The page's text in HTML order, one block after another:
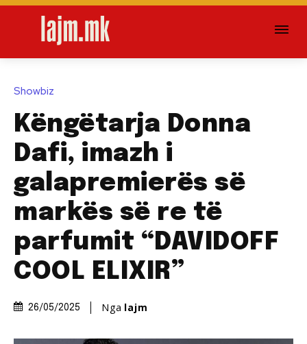
Showbiz
Këngëtarja Donna
Dafi, imazh i
galapremierës së
markës së re të
parfumit “DAVIDOFF
COOL ELIXIR”
26/05/2025 Nga lajm